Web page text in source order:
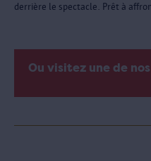
derrière le spectacle. Prêt à
Ou visitez une de